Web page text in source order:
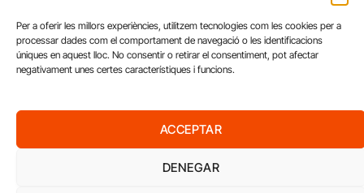
Per a oferir les millors experiències, utilitzem tecnologies com les cookies per a
processar dades com el comportament de navegació o les identificacions
úniques en aquest lloc. No consentir o retirar el consentiment, pot afectar
negativament unes certes característiques i funcions.
ACCEPTAR
DENEGAR